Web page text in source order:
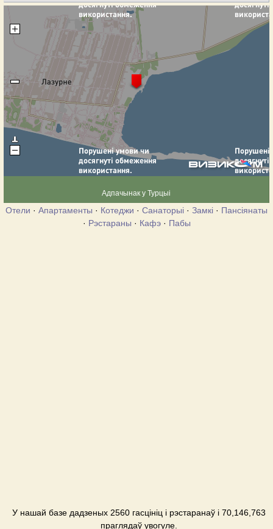
Адпачынак у Турцыі
Отели · Апартаменты · Котеджи · Санаторыі · Замкі · Пансіянаты
· Рэстараны · Кафэ· Пабы
У нашай базе дадзеных 2560 гасцініц і рэстаранаў і 70,146,763
праглядаў увогуле.